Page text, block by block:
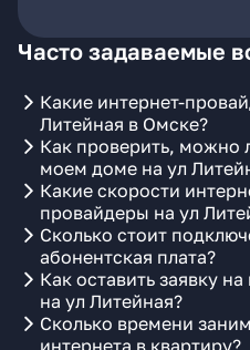
Часто задаваемые
Какие интернет-
Литейная в Омске?
Как проверить, можно
моем доме на ул
Какие скорости
провайдеры на ул
Сколько стоит
абонентская плата?
Как оставить заявку
на ул Литейная?
Сколько времени
интернета в квартиру?